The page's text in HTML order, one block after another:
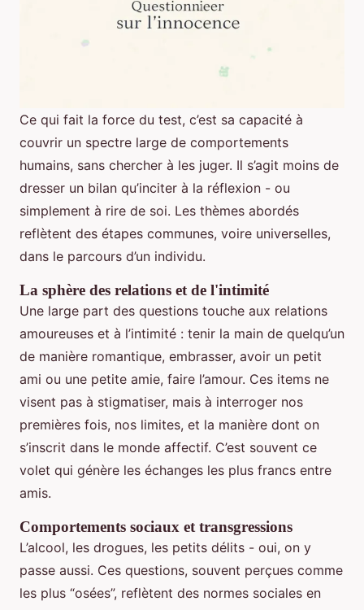
Ce qui fait la force du test, c’est sa capacité à
couvrir un spectre large de comportements
humains, sans chercher à les juger. Il s’agit moins de
dresser un bilan qu’inciter à la réflexion - ou
simplement à rire de soi. Les thèmes abordés
reflètent des étapes communes, voire universelles,
dans le parcours d’un individu.
La sphère des relations et de l'intimité
Une large part des questions touche aux relations
amoureuses et à l’intimité : tenir la main de quelqu’un
de manière romantique, embrasser, avoir un petit
ami ou une petite amie, faire l’amour. Ces items ne
visent pas à stigmatiser, mais à interroger nos
premières fois, nos limites, et la manière dont on
s’inscrit dans le monde affectif. C’est souvent ce
volet qui génère les échanges les plus francs entre
amis.
Comportements sociaux et transgressions
L’alcool, les drogues, les petits délits - oui, on y
passe aussi. Ces questions, souvent perçues comme
les plus “osées”, reflètent des normes sociales en